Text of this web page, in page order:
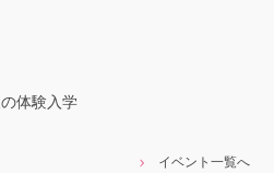
体験入学
イベント一覧へ